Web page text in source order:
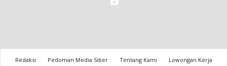
Redaksi Pedoman Media Siber Tentang Kami
Lowongan Kerja